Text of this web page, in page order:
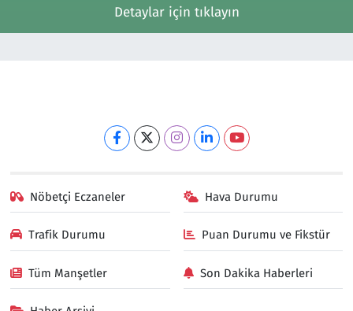
Detaylar için tıklayın
Nöbetçi Eczaneler Hava Durumu
Trafik Durumu Puan Durumu ve Fikstür
Tüm Manşetler Son Dakika Haberleri